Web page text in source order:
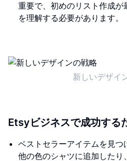
重要で、初めのリスト作成が
を理解する必要があります。
新しいデザイ
Etsyビジネスで成功する
ベストセラーアイテムを見つ
他の色のシャツに追加したり